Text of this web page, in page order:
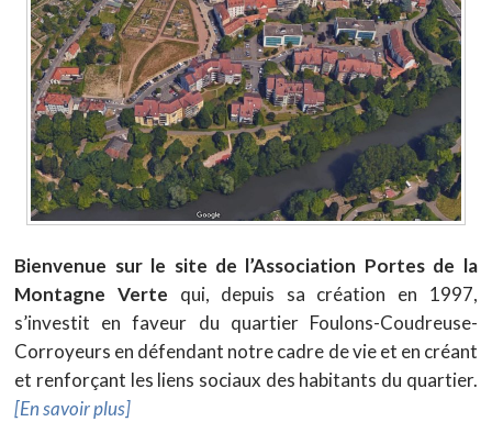
Bienvenue sur le site de l’Association Portes de la
Montagne Verte qui, depuis sa création en 1997,
s’investit en faveur du quartier Foulons-Coudreuse-
Corroyeurs en défendant notre cadre de vie et en créant
et renforçant les liens sociaux des habitants du quartier.
[En savoir plus]